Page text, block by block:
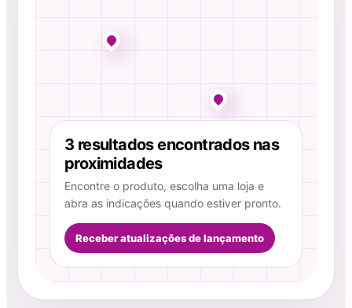
3 resultados encontrados nas
proximidades
Encontre o produto, escolha uma loja e
abra as indicações quando estiver pronto.
Receber atualizações de lançamento